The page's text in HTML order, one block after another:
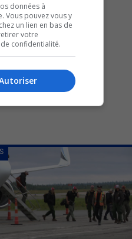
données à
Vous pouvez vous y
un lien en bas de
votre
confidentialité.